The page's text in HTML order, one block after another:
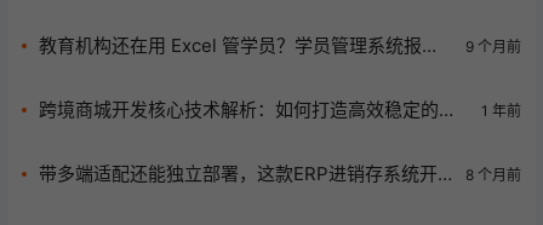
教育机构还在用 Excel 管学员？学员管理系统报价
9 个月前
跨境商城开发核心技术解析：如何打造高效稳定的全
1 年前
带多端适配还能独立部署，这款ERP进销存系统开
8 个月前